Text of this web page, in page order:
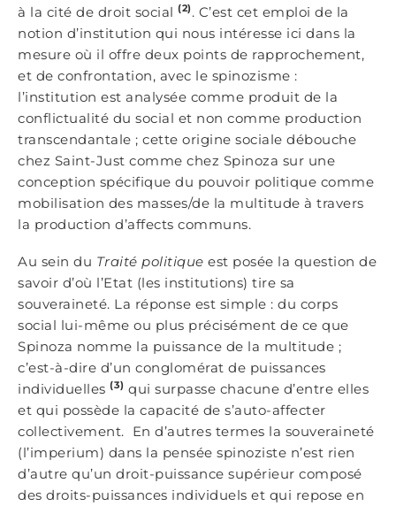
à la cité de droit social (2) . C’est cet emploi de la
notion d’institution qui nous intéresse ici dans la
mesure où il offre deux points de rapprochement,
et de confrontation, avec le spinozisme :
l’institution est analysée comme produit de la
conflictualité du social et non comme production
transcendantale ; cette origine sociale débouche
chez Saint-Just comme chez Spinoza sur une
conception spécifique du pouvoir politique comme
mobilisation des masses/de la multitude à travers
la production d’affects communs.
Au sein du Traité politique est posée la question de
savoir d’où l’Etat (les institutions) tire sa
souveraineté. La réponse est simple : du corps
social lui-même ou plus précisément de ce que
Spinoza nomme la puissance de la multitude ;
c’est-à-dire d’un conglomérat de puissances
individuelles (3) qui surpasse chacune d’entre elles
et qui possède la capacité de s’auto-affecter
collectivement. En d’autres termes la souveraineté
(l’imperium) dans la pensée spinoziste n’est rien
d’autre qu’un droit-puissance supérieur composé
des droits-puissances individuels et qui repose en